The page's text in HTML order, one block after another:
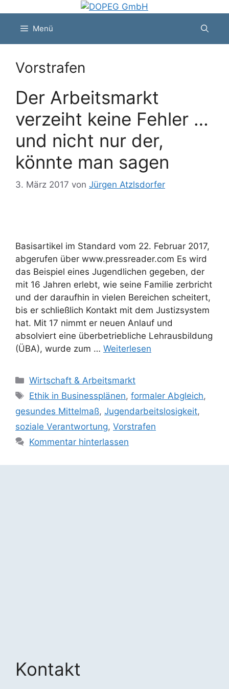
springenMenü
Vorstrafen
Der Arbeitsmarkt
verzeiht keine Fehler …
und nicht nur der,
könnte man sagen
3. März 2017 von Jürgen Atzlsdorfer
Basisartikel im Standard vom 22. Februar 2017,
abgerufen über www.pressreader.com Es wird
das Beispiel eines Jugendlichen gegeben, der
mit 16 Jahren erlebt, wie seine Familie zerbricht
und der daraufhin in vielen Bereichen scheitert,
bis er schließlich Kontakt mit dem Justizsystem
hat. Mit 17 nimmt er neuen Anlauf und
absolviert eine überbetriebliche Lehrausbildung
(ÜBA), wurde zum … Weiterlesen
Kategorien
Wirtschaft & Arbeitsmarkt
Schlagwörter
Ethik in Businessplänen,formaler Abgleich,
gesundes Mittelmaß, Jugendarbeitslosigkeit,
soziale Verantwortung, Vorstrafen
Kommentar hinterlassen
Kontakt